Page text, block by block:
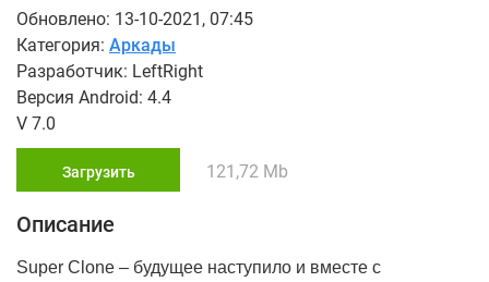
Обновлено: 13-10-2021, 07:45
Категория: Аркады
Разработчик: LeftRight
Версия Android: 4.4
V 7.0
Загрузить 121,72 Mb
Описание
Super Clone – будущее наступило и вместе с